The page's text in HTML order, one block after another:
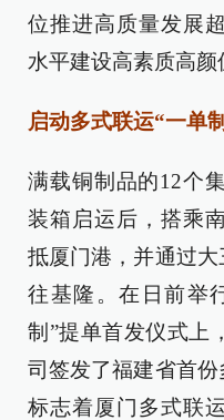
位推进高质量发展
水平建设高素质高颜
启动多式联运“一单
满载铜制品的12个
装箱启运后，搭乘
抵厦门港，并通过大
往基隆。在日前举
制”提单首发仪式上
司签发了福建省首
标志着厦门多式联